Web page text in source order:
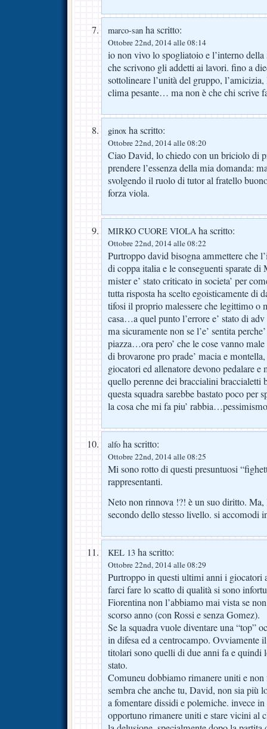
marco-san ha scritto:
Ottobre 22nd, 2014 alle 08:14
io non vivo lo spogliatoio e l’interno
che scrivono gli addetti ai lavori. fino a
sottolineare l’unità del gruppo,
clima pesante… ma non è che chi scrive
ginox ha scritto:
Ottobre 22nd, 2014 alle 08:20
Ciao David, lo chiedo con un briciolo di
prendere l’essenza della mia domanda:
svolgendo il ruolo di tutor al fratello
forza viola.
MIRKO CUORE VIOLA ha scritto:
Ottobre 22nd, 2014 alle 08:22
Purtroppo david bisogna ammettere che
di coppa italia e le conseguenti sparate
mister e’ stato criticato in societa’ per
tutta risposta ha scelto egoisticamente di
tifosi il proprio malessere che legittimo o
casa…a quel punto l’errore e’ stato di
ma sicuramente non se l’e’ sentita
piazza…ora pero’ che le cose vanno
di brovarone pro prade’ macia e
giocatori ed allenatore devono pedalare e
quello perenne dei braccialini braccialetti
questa squadra sarebbe bastato poco per
la cosa che mi fa piu’
alfo ha scritto:
Ottobre 22nd, 2014 alle 08:25
Mi sono rotto di questi presuntuosi
rappresentanti.
Neto non rinnova !?! è un suo diritto.
secondo dello stesso livello. si accomodi
KEL 13 ha scritto:
Ottobre 22nd, 2014 alle 08:29
Purtroppo in questi ultimi anni i giocatori
farci fare lo scatto di qualità si sono
Fiorentina non l’abbiamo mai vista se
scorso anno (con Rossi e senza Gomez).
Se la squadra vuole diventare una “top”
in difesa ed a centrocampo. Ovviamente
titolari sono quelli di due anni fa e quindi
stato.
Comuneu dobbiamo rimanere uniti e
sembra che anche tu, David, non sia più
a fomentare dissidi e polemiche. invece
opportuno rimanere uniti e stare vicini al